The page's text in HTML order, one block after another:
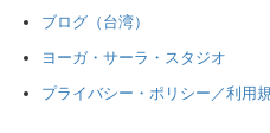
ブログ（台湾）
ヨーガ・サーラ・スタジオ
プライバシー・ポリシー／利用